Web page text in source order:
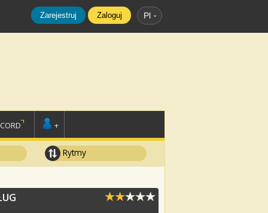
Zarejestruj Zaloguj Pl
+
Rytmy